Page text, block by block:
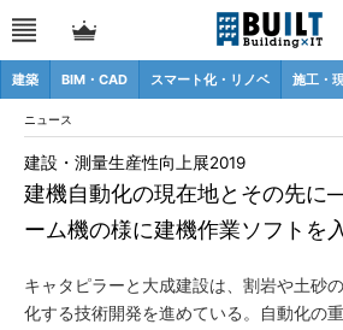
建築 BIM・CAD スマート化・リノベ 施工・
ニュース
建機自動化の現在地とその先
ーム機の様に建機作業ソフトを
建設・測量生産性向上展2019
キャタピラーと大成建設は、割岩や土砂
化する技術開発を進めている。自動化の